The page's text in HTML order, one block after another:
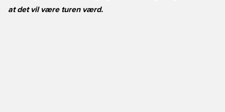
at det vil være turen værd.